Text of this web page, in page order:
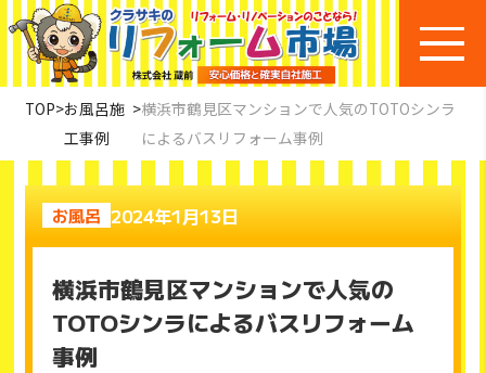
TOP>お風呂施
工事例
>横浜市鶴見区マンションで人気のTOTOシンラ
によるバスリフォーム事例
お風呂 2024年1月13日
横浜市鶴見区マンションで人気の
TOTOシンラによるバスリフォーム
事例